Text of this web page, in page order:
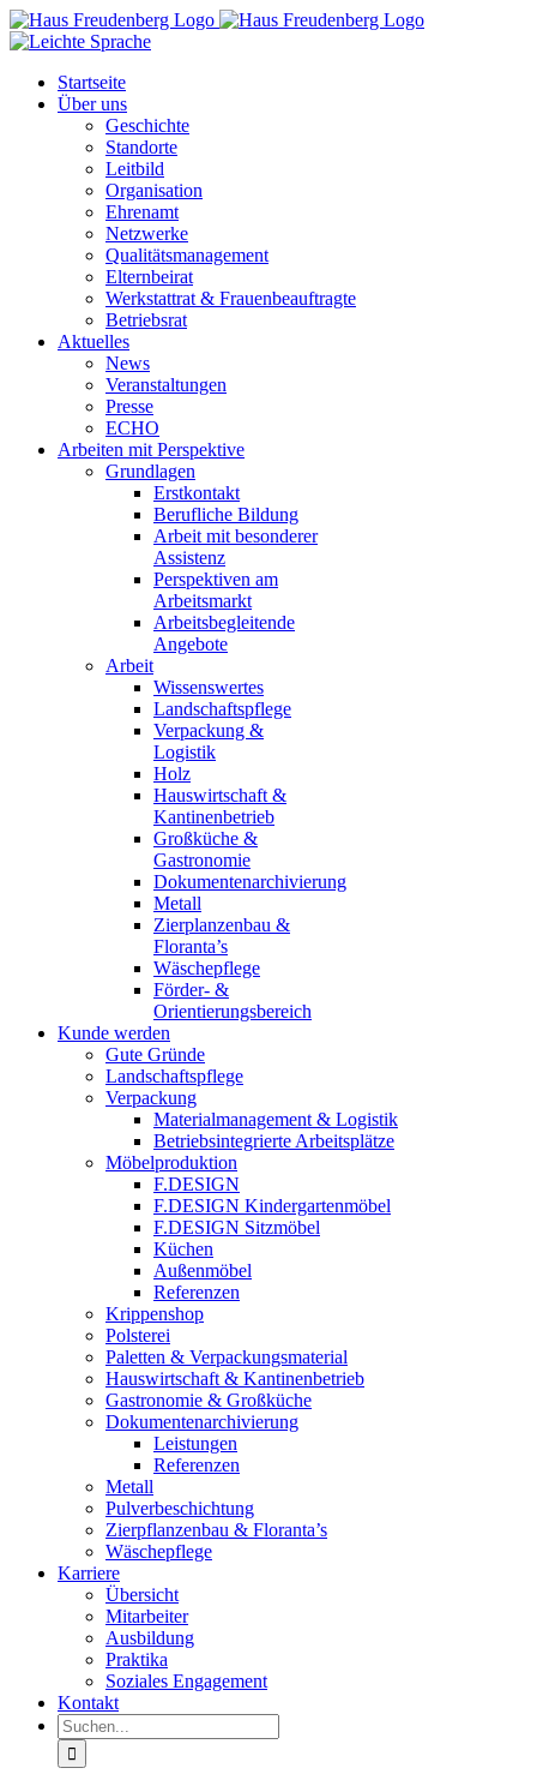
Zum
Inhalt
Startseite
Über uns
Geschichte
Standorte
Leitbild
Organisation
Ehrenamt
Netzwerke
Qualitätsmanagement
Elternbeirat
Werkstattrat & Frauenbeauftragte
Betriebsrat
Aktuelles
News
Veranstaltungen
Presse
ECHO
Arbeiten mit Perspektive
Grundlagen
Erstkontakt
Berufliche Bildung
Arbeit mit besonderer
Assistenz
Perspektiven am
Arbeitsmarkt
Arbeitsbegleitende
Angebote
Arbeit
Wissenswertes
Landschaftspflege
Verpackung &
Logistik
Holz
Hauswirtschaft &
Kantinenbetrieb
Großküche &
Gastronomie
Dokumentenarchivierung
Metall
Zierplanzenbau &
Floranta’s
Wäschepflege
Förder- &
Orientierungsbereich
Kunde werden
Gute Gründe
Landschaftspflege
Verpackung
Materialmanagement & Logistik
Betriebsintegrierte Arbeitsplätze
Möbelproduktion
F.DESIGN
F.DESIGN Kindergartenmöbel
F.DESIGN Sitzmöbel
Küchen
Außenmöbel
Referenzen
Krippenshop
Polsterei
Paletten & Verpackungsmaterial
Hauswirtschaft & Kantinenbetrieb
Gastronomie & Großküche
Dokumentenarchivierung
Leistungen
Referenzen
Metall
Pulverbeschichtung
Zierpflanzenbau & Floranta’s
Wäschepflege
Karriere
Übersicht
Mitarbeiter
Ausbildung
Praktika
Soziales Engagement
Kontakt
Suche
nach: